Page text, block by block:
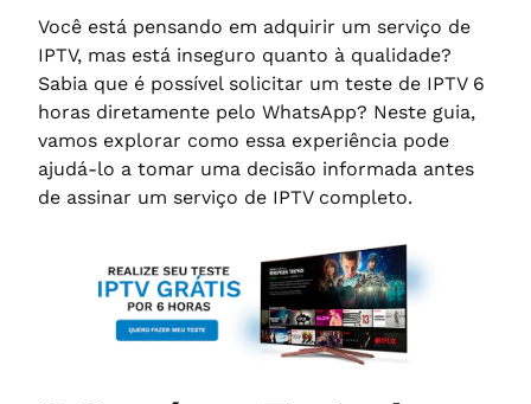
Você está pensando em adquirir um serviço de
IPTV, mas está inseguro quanto à qualidade?
Sabia que é possível solicitar um teste de IPTV 6
horas diretamente pelo WhatsApp? Neste guia,
vamos explorar como essa experiência pode
ajudá-lo a tomar uma decisão informada antes
de assinar um serviço de IPTV completo.